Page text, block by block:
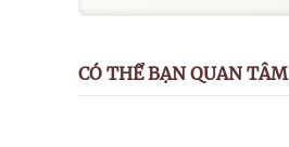
CÓ THỂ BẠN QUAN TÂM